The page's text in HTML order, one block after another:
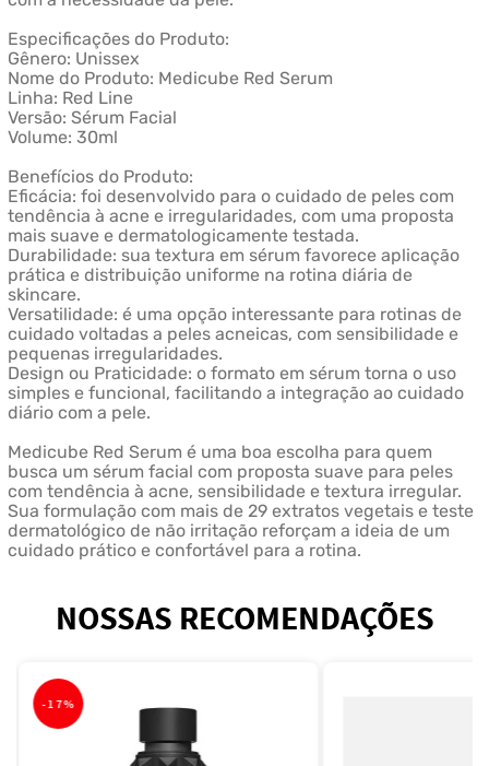
Especificações do Produto:
Gênero: Unissex
Nome do Produto: Medicube Red Serum
Linha: Red Line
Versão: Sérum Facial
Volume: 30ml
Benefícios do Produto:
Eficácia: foi desenvolvido para o cuidado de peles com
tendência à acne e irregularidades, com uma proposta
mais suave e dermatologicamente testada.
Durabilidade: sua textura em sérum favorece aplicação
prática e distribuição uniforme na rotina diária de
skincare.
Versatilidade: é uma opção interessante para rotinas de
cuidado voltadas a peles acneicas, com sensibilidade e
pequenas irregularidades.
Design ou Praticidade: o formato em sérum torna o uso
simples e funcional, facilitando a integração ao cuidado
diário com a pele.
Medicube Red Serum é uma boa escolha para quem
busca um sérum facial com proposta suave para peles
com tendência à acne, sensibilidade e textura irregular.
Sua formulação com mais de 29 extratos vegetais e teste
dermatológico de não irritação reforçam a ideia de um
cuidado prático e confortável para a rotina.
NOSSAS RECOMENDAÇÕES
-17%